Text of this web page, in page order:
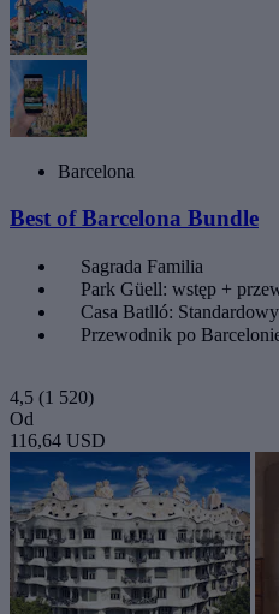
Barcelona
Best of Barcelona Bundle
Sagrada Familia
Park Güell: wstęp +
Casa Batlló:
Przewodnik po
4,5 (1 520)
Od
116,64 USD